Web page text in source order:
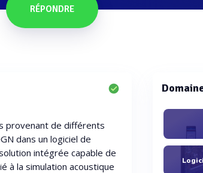
RÉPONDRE
provenant de différents
dans un logiciel de
intégrée capable de
à la simulation acoustique